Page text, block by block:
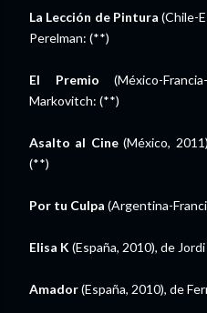
La Lección de Pintura (Chile-
Perelman: (**)
El Premio (México-
Markovitch: (**)
Asalto al Cine(México,
(**)
Por tu Culpa (Argentina-
Elisa K (España, 2010), de
Amador(España, 2010), de